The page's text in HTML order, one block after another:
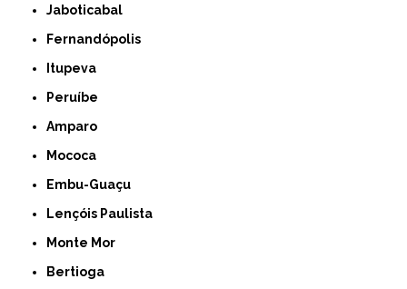
Jaboticabal
Fernandópolis
Itupeva
Peruíbe
Amparo
Mococa
Embu-Guaçu
Lençóis Paulista
Monte Mor
Bertioga